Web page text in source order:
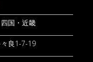
国・近畿
良1-7-19